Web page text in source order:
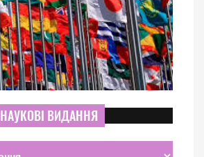
НАУКОВІ ВИДАННЯ